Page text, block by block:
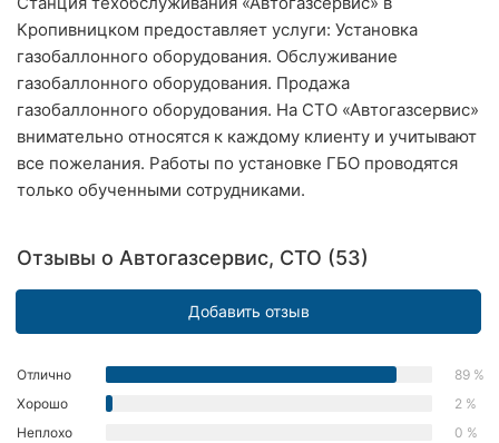
Кривой
Николаев
Херсон
Чернигов
Сумы
Кропивницком предоставляет услуги: Установка
газобаллонного оборудования. Обслуживание
газобаллонного оборудования. Продажа
газобаллонного оборудования. На СТО «Автогазсервис»
внимательно относятся к каждому клиенту и учитывают
все пожелания. Работы по установке ГБО проводятся
только обученными сотрудниками.
Отзывы о Автогазсервис, СТО (53)
Добавить отзыв
Отлично
89 %
Хорошо
2 %
Неплохо
0 %